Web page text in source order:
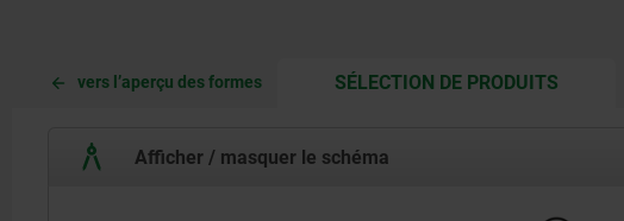
vers l’aperçu des formes SÉLECTION DE PRODUITSCURRENT
CURRENT
Afficher / masquer le schéma